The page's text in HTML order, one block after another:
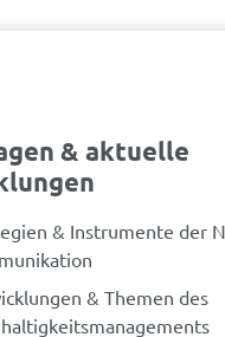
& aktuelle
& Instrumente der
& Themen des